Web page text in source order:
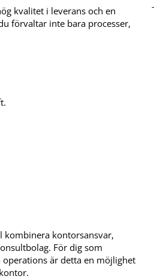
kvalitet i leverans och en
förvaltar inte bara processer,
kombinera kontorsansvar,
För dig som
är detta en möjlighet
-